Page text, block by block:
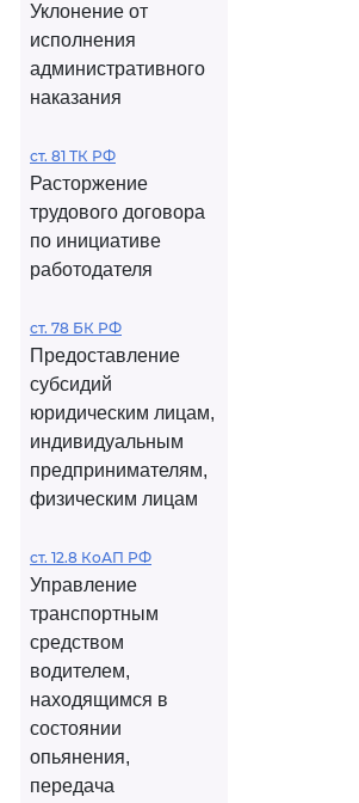
Уклонение от
исполнения
административного
наказания
ст. 81 ТК РФ
Расторжение
трудового договора
по инициативе
работодателя
ст. 78 БК РФ
Предоставление
субсидий
юридическим лицам,
индивидуальным
предпринимателям,
физическим лицам
ст. 12.8 КоАП РФ
Управление
транспортным
средством
водителем,
находящимся в
состоянии
опьянения,
передача